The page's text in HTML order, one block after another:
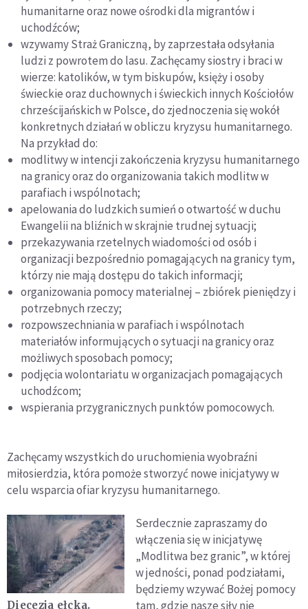
humanitarne oraz nowe ośrodki dla migrantów i
uchodźców;
wzywamy Straż Graniczną, by zaprzestała odsyłania
ludzi z powrotem do lasu. Zachęcamy siostry i braci w
wierze: katolików, w tym biskupów, księży i osoby
świeckie oraz duchownych i świeckich innych Kościołów
chrześcijańskich w Polsce, do zjednoczenia się wokół
konkretnych działań w obliczu kryzysu humanitarnego.
Na przykład do:
modlitwy w intencji zakończenia kryzysu humanitarnego
na granicy oraz do organizowania takich modlitw w
parafiach i wspólnotach;
apelowania do ludzkich sumień o otwartość w duchu
Ewangelii na bliźnich w skrajnie trudnej sytuacji;
przekazywania rzetelnych wiadomości od osób i
organizacji bezpośrednio pomagających na granicy tym,
którzy nie mają dostępu do takich informacji;
organizowania pomocy materialnej – zbiórek pieniędzy i
potrzebnych rzeczy;
rozpowszechniania w parafiach i wspólnotach
materiałów informujących o sytuacji na granicy oraz
możliwych sposobach pomocy;
podjęcia wolontariatu w organizacjach pomagających
uchodźcom;
wspierania przygranicznych punktów pomocowych.
Zachęcamy wszystkich do uruchomienia wyobraźni
miłosierdzia, która pomoże stworzyć nowe inicjatywy w
celu wsparcia ofiar kryzysu humanitarnego.
Diecezja ełcka.
Serdecznie zapraszamy do
włączenia się w inicjatywę
„Modlitwa bez granic”, w której
w jedności, ponad podziałami,
będziemy wzywać Bożej pomocy
tam, gdzie nasze siły nie